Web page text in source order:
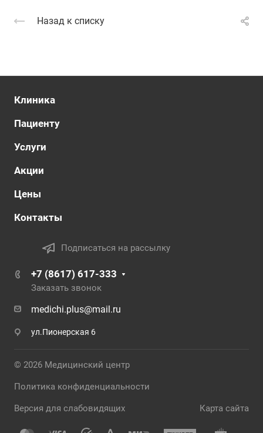
Назад к списку
Клиника
Пациенту
Услуги
Акции
Цены
Контакты
Подписаться на рассылку
+7 (8617) 617-333
Заказать звонок
medichi.plus@mail.ru
ул.Пионерская 6
© 2026 Медицинский центр
Политика конфиденциальности
Версия для слабовидящих Карта сайта